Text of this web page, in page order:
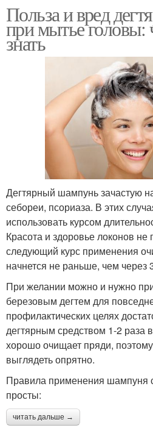
Польза и вред
при мытье головы:
знать
Дегтярный шампунь зачастую
себореи, псориаза. В этих
использовать курсом
Красота и здоровье локонов не
следующий курс применения
начнется не раньше, чем через
При желании можно и нужно
березовым дегтем для
профилактических целях
дегтярным средством 1-2 раза
хорошо очищает пряди,
выглядеть опрятно.
Правила применения шампуня
просты:
читать дальше →